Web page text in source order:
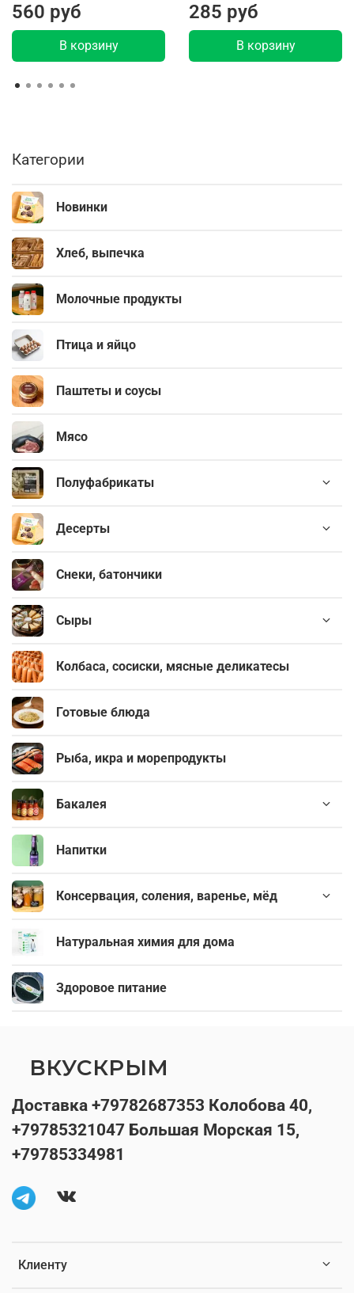
560 руб
В корзину
285 руб
В корзину
Категории
Новинки
Хлеб, выпечка
Молочные продукты
Птица и яйцо
Паштеты и соусы
Мясо
Полуфабрикаты
Десерты
Снеки, батончики
Сыры
Колбаса, сосиски, мясные деликатесы
Готовые блюда
Рыба, икра и морепродукты
Бакалея
Напитки
Консервация, соления, варенье, мёд
Натуральная химия для дома
Здоровое питание
Клиенту
Доставка +79782687353 Колобова 40,
+79785321047 Большая Морская 15,
+79785334981
ВКУСКРЫМ